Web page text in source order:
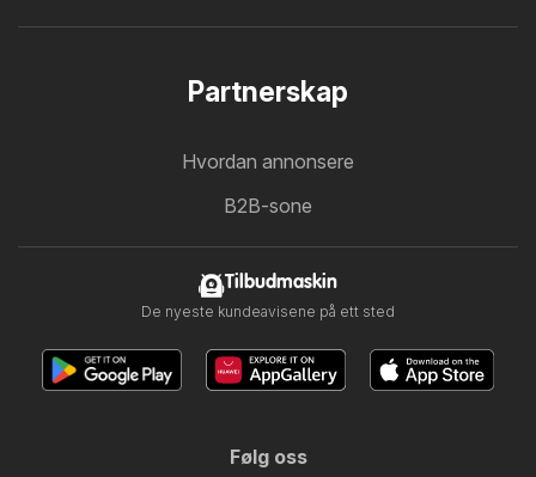
Partnerskap
Hvordan annonsere
B2B-sone
Tilbudmaskin
De nyeste kundeavisene på ett sted
Følg oss